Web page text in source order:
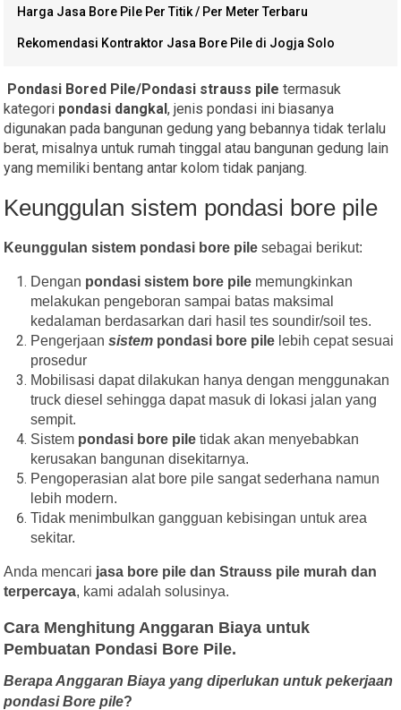
Harga Jasa Bore Pile Per Titik / Per Meter Terbaru
Rekomendasi Kontraktor Jasa Bore Pile di Jogja Solo
Pondasi Bored Pile/Pondasi strauss pile termasuk
kategori pondasi dangkal, jenis pondasi ini biasanya
digunakan pada bangunan gedung yang bebannya tidak terlalu
berat, misalnya untuk rumah tinggal atau bangunan gedung lain
yang memiliki bentang antar kolom tidak panjang.
Keunggulan sistem pondasi bore pile
Keunggulan sistem pondasi bore pile sebagai berikut:
Dengan pondasi sistem bore pile memungkinkan
melakukan pengeboran sampai batas maksimal
kedalaman berdasarkan dari hasil tes soundir/soil tes.
Pengerjaansistem pondasi bore pile lebih cepat sesuai
prosedur
Mobilisasi dapat dilakukan hanya dengan menggunakan
truck diesel sehingga dapat masuk di lokasi jalan yang
sempit.
Sistem pondasi bore pile tidak akan menyebabkan
kerusakan bangunan disekitarnya.
Pengoperasian alat bore pile sangat sederhana namun
lebih modern.
Tidak menimbulkan gangguan kebisingan untuk area
sekitar.
Anda mencari jasa bore pile dan Strauss pile murah dan
terpercaya, kami adalah solusinya.
Cara Menghitung Anggaran Biaya untuk
Pembuatan Pondasi Bore Pile.
Berapa Anggaran Biaya yang diperlukan untuk pekerjaan
pondasi Bore pile?